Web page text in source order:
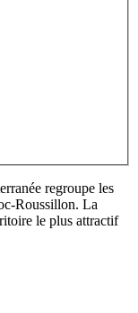
regroupe les
Roussillon. La
le plus attractif